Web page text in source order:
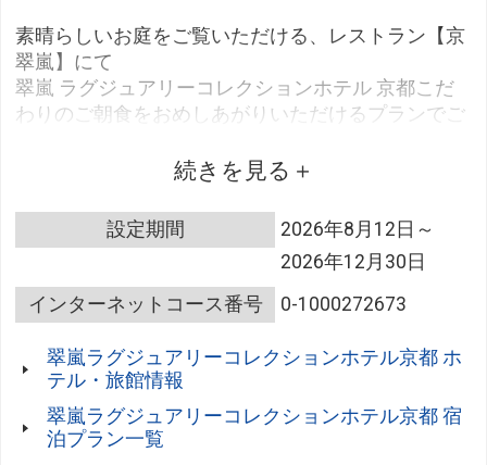
素晴らしいお庭をご覧いただける、レストラン【京
翠嵐】にて
翠嵐 ラグジュアリーコレクションホテル 京都こだ
わりのご朝食をおめしあがりいただけるプランでご
自然美を望む別邸「翠嵐 ラグジュアリーコレクショ
ンホテル 京都」で、春の満開の桜、夏の豊かな緑と
清流、嵐山の錦織る紅葉、そして冬の白銀の雪景色
と、日本らしい四季折々の自然美をご堪能くださ
い。
＜ご朝食＞
レストラン「京 翠嵐」でお愉しみいただけるシェフ
のこだわりが感じられる和と洋2つのご朝食をご用
意しております。
続きを見る
設定期間
2026年8月12日～
2026年12月30日
インターネットコース番号
0-1000272673
翠嵐ラグジュアリーコレクションホテル京都 ホ
テル・旅館情報
翠嵐ラグジュアリーコレクションホテル京都 宿
泊プラン一覧